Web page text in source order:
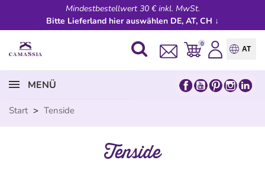
Mindestbestellwert 30 € inkl. MwSt.
Bitte Lieferland hier auswählen DE, AT, CH ↓
0
AT
MENÜ
Start > Tenside
Tenside